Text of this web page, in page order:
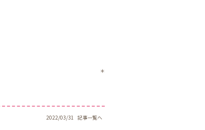
＊
2022/03/31 記事一覧へ